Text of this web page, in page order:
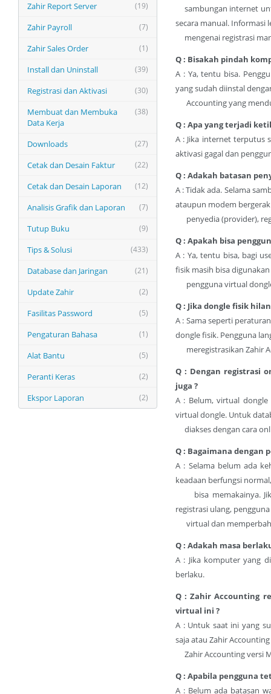
(19)
Zahir Report Server
(7)
Zahir Payroll
(1)
Zahir Sales Order
(39)
Install dan Uninstall
(30)
Registrasi dan Aktivasi
(38)
Membuat dan Membuka
Data Kerja
(27)
Downloads
(22)
Cetak dan Desain Faktur
(12)
Cetak dan Desain Laporan
(7)
Analisis Grafik dan Laporan
(9)
Tutup Buku
(433)
Tips & Solusi
(21)
Database dan Jaringan
(2)
Update Zahir
(5)
Fasilitas Password
(1)
Pengaturan Bahasa
(5)
Alat Bantu
(2)
Peranti Keras
(2)
Ekspor Laporan
sambungan internet
secara manual. Informasi
mengenai registrasi
Q : Bisakah pindah
A : Ya, tentu bisa.
yang sudah diinstal
Accounting yang
Q : Apa yang terjadi
A : Jika internet terputus
aktivasi gagal dan
Q : Adakah batasan
A : Tidak ada. Selama
ataupun modem
penyedia (provider),
Q : Apakah bisa
A : Ya, tentu bisa, bagi
fisik masih bisa
pengguna virtual
Q : Jika dongle fisik
A : Sama seperti
dongle fisik. Pengguna
meregistrasikan Zahir
Q : Dengan registrasi
juga ?
A : Belum, virtual
virtual dongle. Untuk
diakses dengan cara
Q : Bagaimana dengan
A : Selama belum ada
keadaan berfungsi
bisa memakainya.
registrasi ulang,
virtual dan
Q : Adakah masa
A : Jika komputer yang
berlaku.
Q : Zahir Accounting
virtual ini ?
A : Untuk saat ini yang
saja atau Zahir
Zahir Accounting versi
Q : Apabila pengguna
A : Belum ada batasan